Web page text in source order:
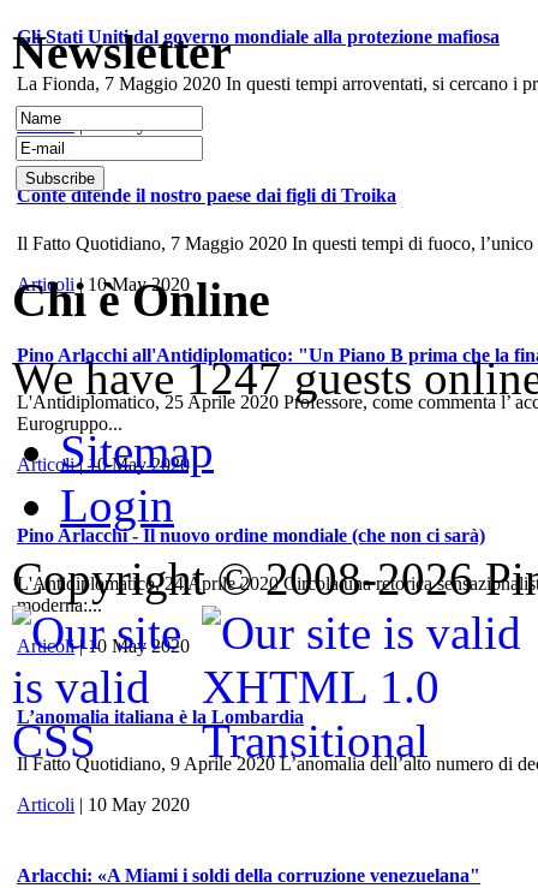
Gli Stati Uniti dal governo mondiale alla protezione mafiosa
La Fionda, 7 Maggio 2020 In questi tempi arroventati, si cercano i
Articoli
Conte difende il nostro paese dai figli di Troika
Il Fatto Quotidiano, 7 Maggio 2020 In questi tempi di fuoco,
Articoli| 10 May 2020
Pino Arlacchi all'Antidiplomatico: "Un Piano B prima che la
L'Antidiplomatico, 25 Aprile 2020 Professore, come commenta l’
Eurogruppo...
Articoli| 10 May 2020
Pino Arlacchi - Il nuovo ordine mondiale (che non ci sarà)
L'Antidiplomatico, 24 Aprile 2020 Circola una retorica
moderna:...
Articoli| 10 May 2020
L’anomalia italiana è la Lombardia
Il Fatto Quotidiano, 9 Aprile 2020 L’anomalia dell’alto numero di
Articoli | 10 May 2020
Arlacchi: «A Miami i soldi della corruzione venezuelana"
Newsletter
Chi è Online
We have 1247 guests
Sitemap
Login
Copyright © 2008-2026